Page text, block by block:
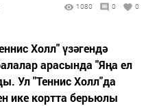
1080 0 0
Холл" үзәгендә
арасында "Яңа ел
Ул "Теннис Холл"да
ике кортта берьюлы